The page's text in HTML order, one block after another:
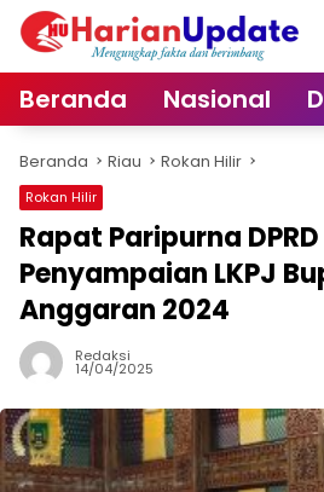
Langsung
Beranda Nasional
Beranda Riau Rokan Hilir
Rokan Hilir
Rapat Paripurna
Penyampaian LKPJ
Anggaran 2024
Redaksi
14/04/2025